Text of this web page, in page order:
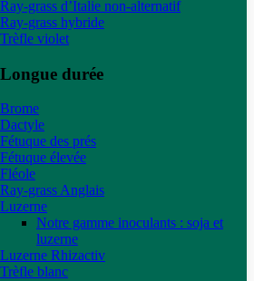
Ray-grass d’Italie non-alternatif
Ray-grass hybride
Trèfle violet
Longue durée
Brome
Dactyle
Fétuque des prés
Fétuque élevée
Fléole
Ray-grass Anglais
Luzerne
Notre gamme inoculants : soja et
luzerne
Luzerne Rhizactiv
Trèfle blanc